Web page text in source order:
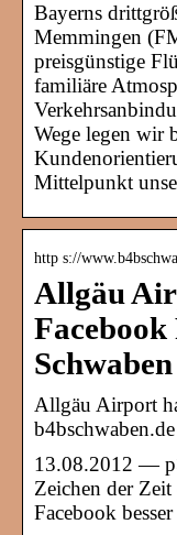
Bayerns
Memmingen
preisgünstige
familiäre
Wege legen wir
Mittelpunkt
http s://
Allgäu
Facebook
Schwaben
Allgäu Airport
b4bschwaben.de
13.08.2012 —
Zeichen der
Facebook